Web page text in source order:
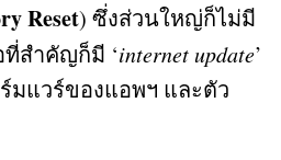
Reset) ซึ่งส่วนใหญ่ก็ไม่มี
สำคัญก็มี ‘internet update’
มแวร์ของแอพฯ และตัว